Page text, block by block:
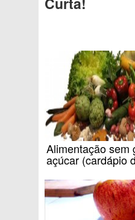
Alimentação sem
açúcar (cardápio